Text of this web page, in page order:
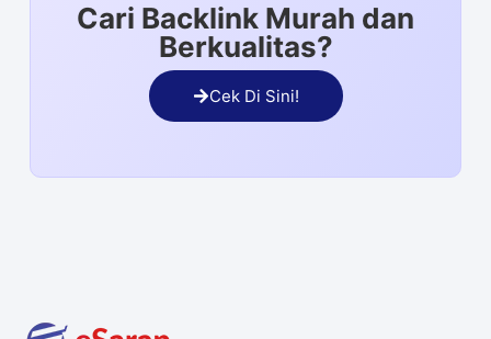
Cari Backlink Murah dan
Berkualitas?
Cek Di Sini!